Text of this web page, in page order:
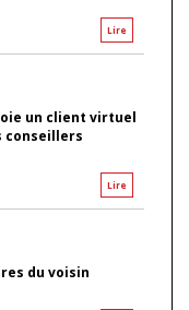
Lire
un client virtuel
conseillers
Lire
du voisin